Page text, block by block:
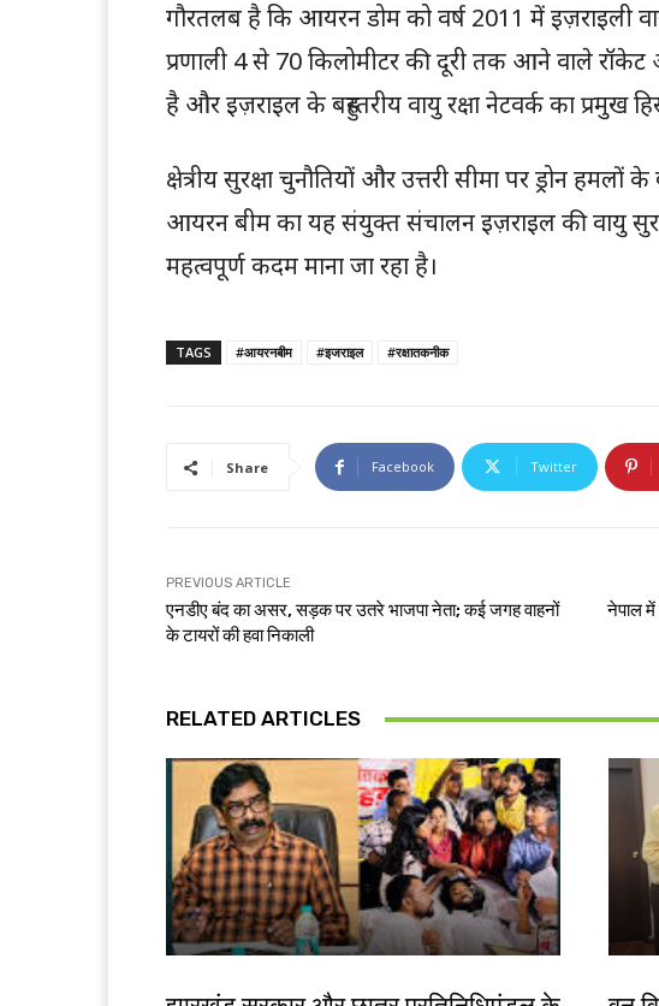
गौरतलब है कि आयरन डोम को वर्ष 2011 में इज़राइली
प्रणाली 4 से 70 किलोमीटर की दूरी तक आने वाले
है और इज़राइल के बहुस्तरीय वायु रक्षा नेटवर्क का प्रमुख
क्षेत्रीय सुरक्षा चुनौतियों और उत्तरी सीमा पर ड्रोन
आयरन बीम का यह संयुक्त संचालन इज़राइल की वायु
महत्वपूर्ण कदम माना जा रहा है।
TAGS #आयरनबीम #इजराइल #रक्षातकनीक
Share Facebook Twitter
PREVIOUS ARTICLE
एनडीए बंद का असर, सड़क पर उतरे भाजपा नेता; कई जगह वाहनों
के टायरों की हवा निकाली
नेपाल में
RELATED ARTICLES